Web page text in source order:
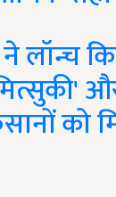
लॉन्च
को